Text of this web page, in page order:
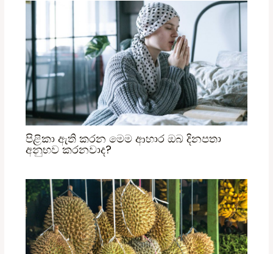
පිළිකා ඇති කරන මෙම ආහාර ඔබ දිනපතා
අනුභව කරනවාද?